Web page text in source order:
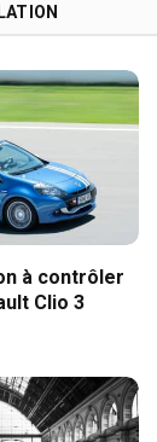
à contrôler
Clio 3